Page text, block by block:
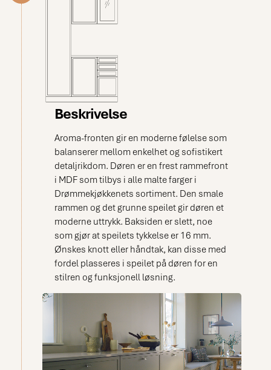
Beskrivelse
Aroma-fronten gir en moderne følelse som
balanserer mellom enkelhet og sofistikert
detaljrikdom. Døren er en frest rammefront
i MDF som tilbys i alle malte farger i
Drømmekjøkkenets sortiment. Den smale
rammen og det grunne speilet gir døren et
moderne uttrykk. Baksiden er slett, noe
som gjør at speilets tykkelse er 16 mm.
Ønskes knott eller håndtak, kan disse med
fordel plasseres i speilet på døren for en
stilren og funksjonell løsning.